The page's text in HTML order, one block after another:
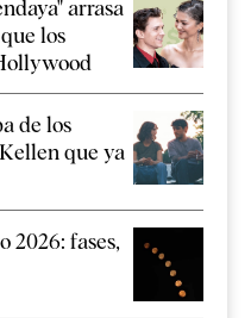
arrasa
los
de los
que ya
2026: fases,